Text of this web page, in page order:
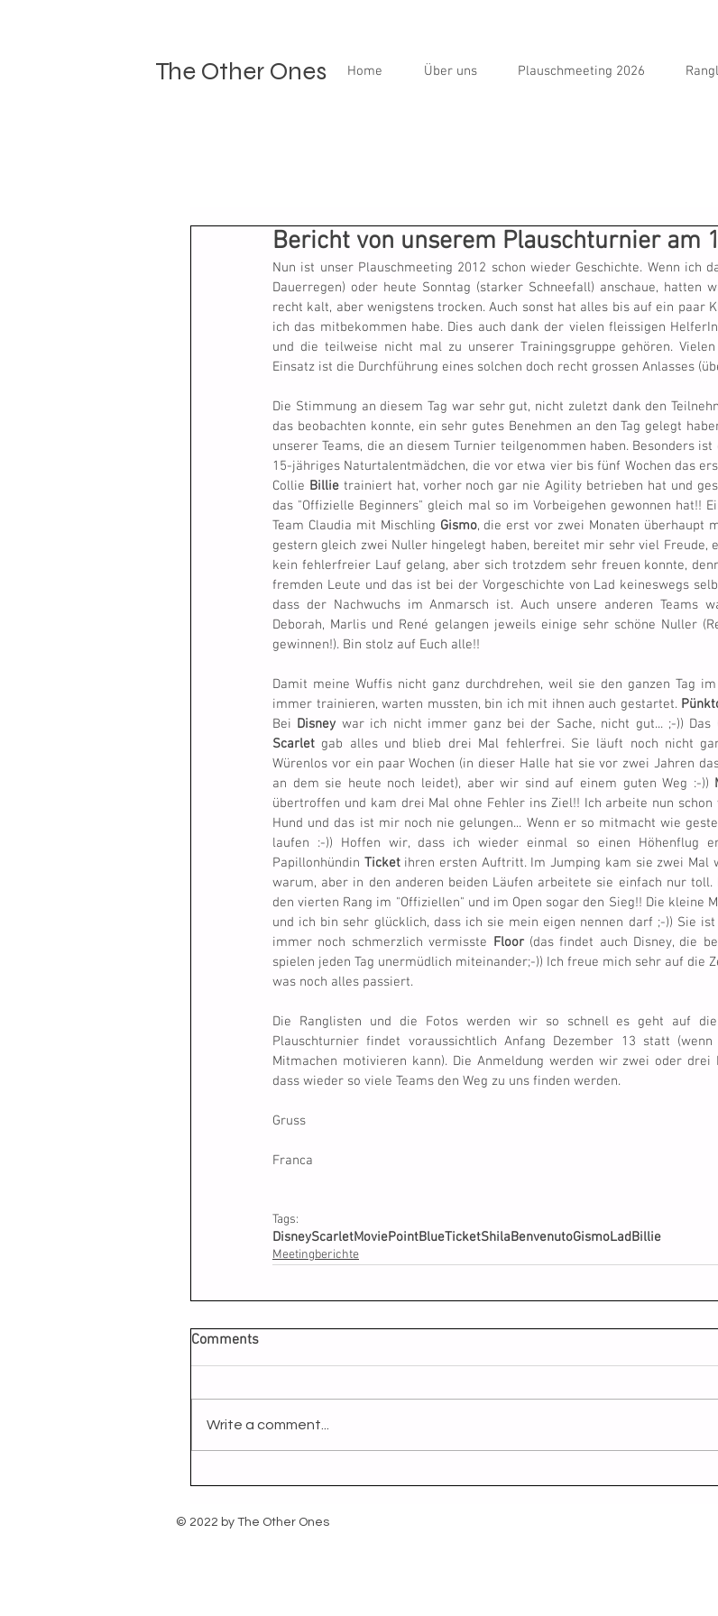
The Other Ones Home Über uns Plauschmeeting 2026
Bericht von unserem Plauschturnier am
Nun ist unser Plauschmeeting 2012 schon wieder Geschichte. Wenn ich
Dauerregen) oder heute Sonntag (starker Schneefall) anschaue, hatten
recht kalt, aber wenigstens trocken. Auch sonst hat alles bis auf ein paar
ich das mitbekommen habe. Dies auch dank der vielen fleissigen
und die teilweise nicht mal zu unserer Trainingsgruppe gehören.
Einsatz ist die Durchführung eines solchen doch recht grossen Anlasses
Die Stimmung an diesem Tag war sehr gut, nicht zuletzt dank den
das beobachten konnte, ein sehr gutes Benehmen an den Tag gelegt
unserer Teams, die an diesem Turnier teilgenommen haben. Besonders
15-jähriges Naturtalentmädchen, die vor etwa vier bis fünf Wochen das
Collie Billie trainiert hat, vorher noch gar nie Agility betrieben hat und
das "Offizielle Beginners" gleich mal so im Vorbeigehen gewonnen hat!!
Team Claudia mit Mischling Gismo, die erst vor zwei Monaten überhaupt
gestern gleich zwei Nuller hingelegt haben, bereitet mir sehr viel Freude,
kein fehlerfreier Lauf gelang, aber sich trotzdem sehr freuen konnte,
fremden Leute und das ist bei der Vorgeschichte von Lad keineswegs
dass der Nachwuchs im Anmarsch ist. Auch unsere anderen Teams
Deborah, Marlis und René gelangen jeweils einige sehr schöne Nuller
gewinnen!). Bin stolz auf Euch alle!!
Damit meine Wuffis nicht ganz durchdrehen, weil sie den ganzen Tag
immer trainieren, warten mussten, bin ich mit ihnen auch gestartet.
Bei Disney
Scarlet gab alles und blieb drei Mal fehlerfrei. Sie läuft noch nicht
Würenlos vor ein paar Wochen (in dieser Halle hat sie vor zwei Jahren
an dem sie heute noch leidet), aber wir sind auf einem guten Weg :-))
übertroffen und kam drei Mal ohne Fehler ins Ziel!! Ich arbeite nun
Hund und das ist mir noch nie gelungen... Wenn er so mitmacht wie
laufen :-)) Hoffen wir, dass ich wieder einmal so einen Höhenflug
Papillonhündin Ticket ihren ersten Auftritt. Im Jumping kam sie zwei Mal
warum, aber in den anderen beiden Läufen arbeitete sie einfach nur
den vierten Rang im "Offiziellen" und im Open sogar den Sieg!! Die kleine
und ich bin sehr glücklich, dass ich sie mein eigen nennen darf ;-)) Sie
immer noch schmerzlich vermisste Floor (das findet auch Disney, die
spielen jeden Tag unermüdlich miteinander;-)) Ich freue mich sehr auf die
was noch alles passiert.
Die Ranglisten und die Fotos werden wir so schnell es geht auf die
Plauschturnier findet voraussichtlich Anfang Dezember 13 statt
Mitmachen motivieren kann). Die Anmeldung werden wir zwei oder drei
dass wieder so viele Teams den Weg zu uns finden werden.
Gruss
Franca
Tags:
DisneyScarletMoviePointBlueTicketShilaBenvenutoGismoLadBillie
Meetingberichte
Comments
Write a comment...
© 2022 by The Other Ones